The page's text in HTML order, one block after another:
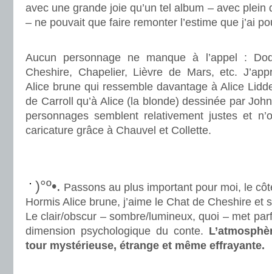
avec une grande joie qu’un tel album – avec plein
– ne pouvait que faire remonter l’estime que j’ai
Aucun personnage ne manque à l’appel :
Cheshire, Chapelier, Lièvre de Mars, etc.
Alice brune qui ressemble davantage à Alice
de Carroll qu’à Alice (la blonde) dessinée par
personnages semblent relativement justes et
caricature grâce à Chauvel et Collette.
)°º•. Passons au plus important pour moi, le
Hormis Alice brune, j’aime le Chat de Cheshire et
Le clair/obscur – sombre/lumineux, quoi – met
dimension psychologique du conte.
tour mystérieuse, étrange et même effrayante.